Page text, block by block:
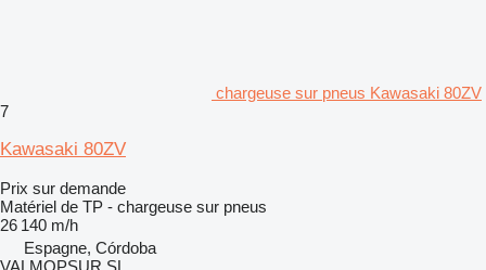
chargeuse sur pneus Kawasaki 80ZV
7
Kawasaki 80ZV
Prix sur demande
Matériel de TP - chargeuse sur pneus
26 140 m/h
Espagne, Córdoba
VALMOPSUR SL